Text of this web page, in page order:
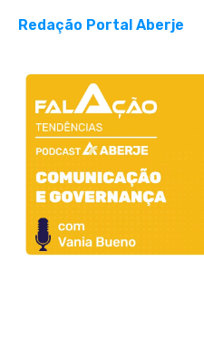
Redação Portal Aberje